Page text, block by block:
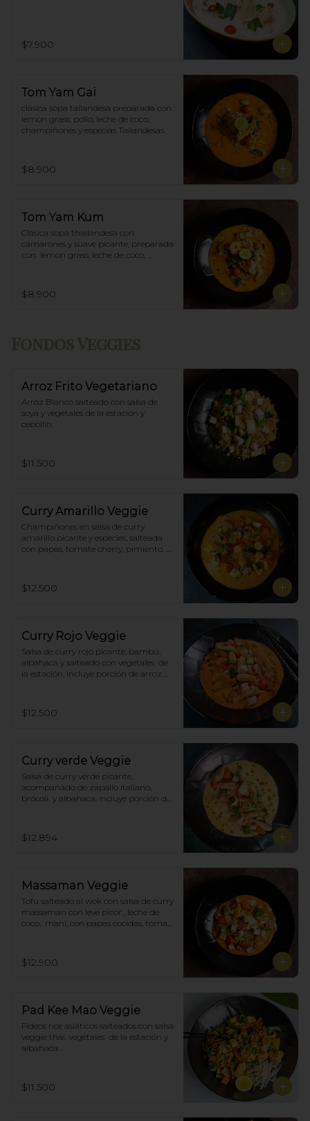
$7.900
Tom Yam Gai
clásica sopa tailandesa preparada con
lemon grass, pollo, leche de coco,
champiñones y especias Tailandesas.
$8.900
Tom Yam Kum
Clásica sopa thailandesa con
camarones y suave picante, preparada
con  lemon grass, leche de coco,
$8.900
Arroz Frito Vegetariano
Arroz Blanco salteado con salsa de
soya y vegetales de la estación y
cebollín.
$11.500
Curry Amarillo Veggie
Champiñones en salsa de curry
amarillo picante y especies, salteada
con papas, tomate cherry, pimiento.
$12.500
Curry Rojo Veggie
Salsa de curry rojo picante, bambú,
albahaca y salteado con vegetales  de
la estación, incluye porción de arroz
$12.500
Curry verde Veggie
Salsa de curry verde picante,
acompañado de zapallo italiano,
brócoli  y albahaca, incluye porción de
$12.894
Massaman Veggie
Tofu salteado al wok con salsa de curry
massaman con leve picor , leche de
coco,  maní, con papas cocidas, tomate
$12.900
Pad Kee Mao Veggie
Fideos rice asiáticos salteados con salsa
veggie thai, vegetales  de la estación y
albahaca.
$11.500